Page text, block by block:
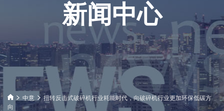
新闻中心
中意
扭转反击式破碎机行业耗能时代，向破碎机行业更加环保低碳方
向